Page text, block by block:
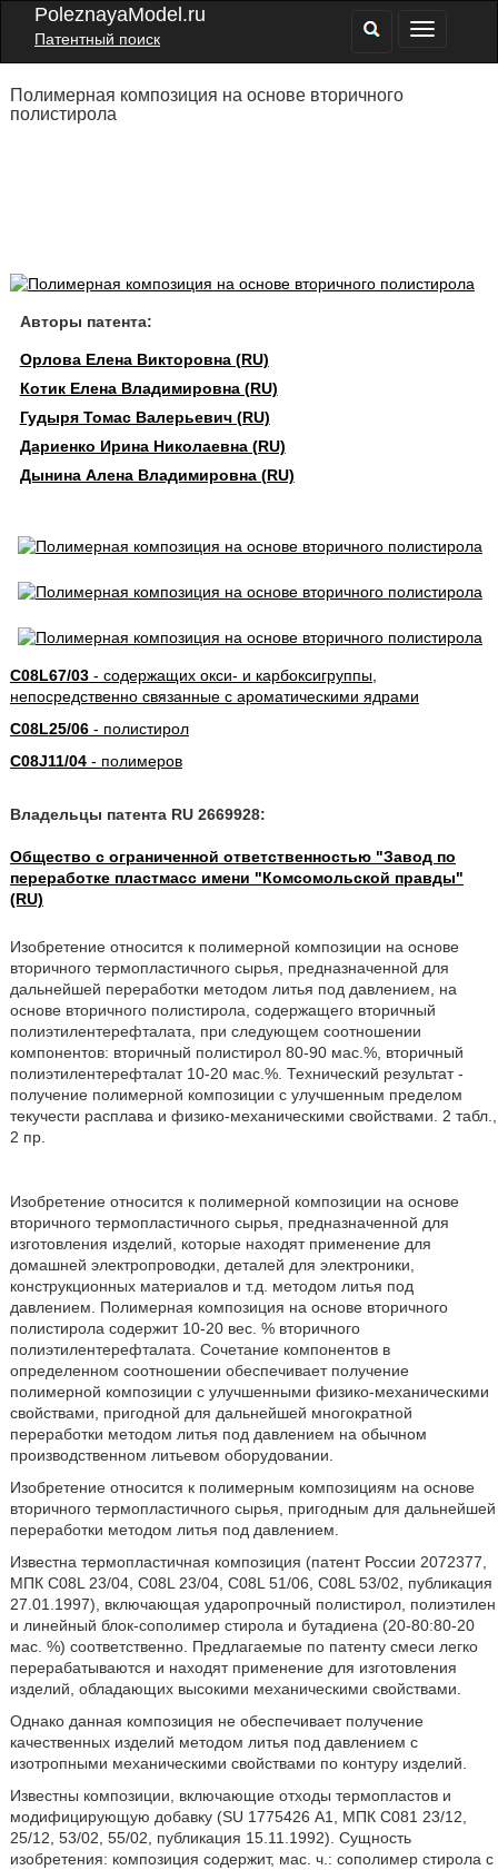
PoleznayaModel.ru
Патентный поиск
Полимерная композиция на основе вторичного
полистирола
Авторы патента:
Орлова Елена Викторовна (RU)
Котик Елена Владимировна (RU)
Гудыря Томас Валерьевич (RU)
Дариенко Ирина Николаевна (RU)
Дынина Алена Владимировна (RU)
C08L67/03- содержащих окси- и карбоксигруппы,
непосредственно связанные с ароматическими ядрами
C08L25/06- полистирол
C08J11/04- полимеров
Владельцы патента RU 2669928:
Общество с ограниченной ответственностью "Завод по
переработке пластмасс имени "Комсомольской правды"
(RU)
Изобретение относится к полимерной композиции на основе
вторичного термопластичного сырья, предназначенной для
дальнейшей переработки методом литья под давлением, на
основе вторичного полистирола, содержащего вторичный
полиэтилентерефталата, при следующем соотношении
компонентов: вторичный полистирол 80-90 мас.%, вторичный
полиэтилентерефталат 10-20 мас.%. Технический результат -
получение полимерной композиции с улучшенным пределом
текучести расплава и физико-механическими свойствами. 2 табл.,
2 пр.
Изобретение относится к полимерной композиции на основе
вторичного термопластичного сырья, предназначенной для
изготовления изделий, которые находят применение для
домашней электропроводки, деталей для электроники,
конструкционных материалов и т.д. методом литья под
давлением. Полимерная композиция на основе вторичного
полистирола содержит 10-20 вес. % вторичного
полиэтилентерефталата. Сочетание компонентов в
определенном соотношении обеспечивает получение
полимерной композиции с улучшенными физико-механическими
свойствами, пригодной для дальнейшей многократной
переработки методом литья под давлением на обычном
производственном литьевом оборудовании.
Изобретение относится к полимерным композициям на основе
вторичного термопластичного сырья, пригодным для дальнейшей
переработки методом литья под давлением.
Известна термопластичная композиция (патент России 2072377,
МПК C08L 23/04, C08L 23/04, C08L 51/06, C08L 53/02, публикация
27.01.1997), включающая ударопрочный полистирол, полиэтилен
и линейный блок-сополимер стирола и бутадиена (20-80:80-20
мас. %) соответственно. Предлагаемые по патенту смеси легко
перерабатываются и находят применение для изготовления
изделий, обладающих высокими механическими свойствами.
Однако данная композиция не обеспечивает получение
качественных изделий методом литья под давлением с
изотропными механическими свойствами по контуру изделий.
Известны композиции, включающие отходы термопластов и
модифицирующую добавку (SU 1775426 А1, МПК С081 23/12,
25/12, 53/02, 55/02, публикация 15.11.1992). Сущность
изобретения: композиция содержит, мас. ч.: сополимер стирола с